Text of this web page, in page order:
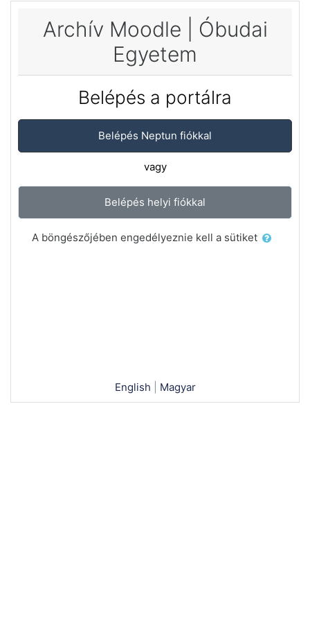
Archív Moodle | Óbudai
Egyetem
Belépés a portálra
Belépés Neptun fiókkal
vagy
Belépés helyi fiókkal
A böngészőjében engedélyeznie kell a sütiket
English Magyar